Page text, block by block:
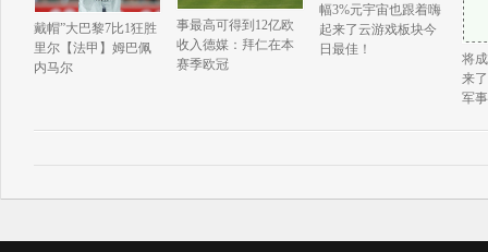
戴帽”大巴黎7比1狂胜
里尔【法甲】姆巴佩
内马尔
事最高可得到12亿欧
收入德媒：拜仁在本
赛季欧冠
幅3%元宇宙也跟着嗨
起来了云游戏板块今
日最佳！
将
来
军